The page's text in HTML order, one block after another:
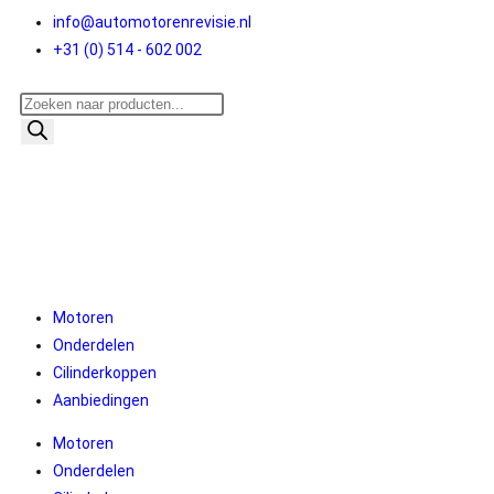
info@automotorenrevisie.nl
+31 (0) 514 - 602 002
Motoren
Onderdelen
Cilinderkoppen
Aanbiedingen
Motoren
Onderdelen